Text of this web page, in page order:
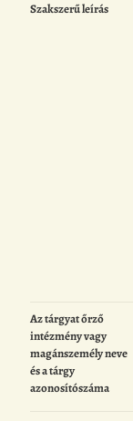
Szakszerű leírás
Az tárgyat őrző
intézmény vagy
magánszemély neve
és a tárgy
azonosítószáma